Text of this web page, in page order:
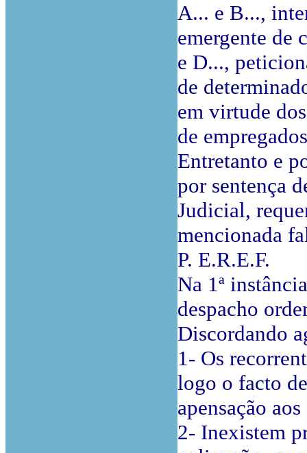
A... e B...,
emergente de
e D...,
de
em virtude
de
Entretanto e
por sentença
Judicial,
mencionada
P. E.R.E.F.
Na 1ª
despacho
Discordando
1- Os
logo o facto
apensação
2- Inexistem